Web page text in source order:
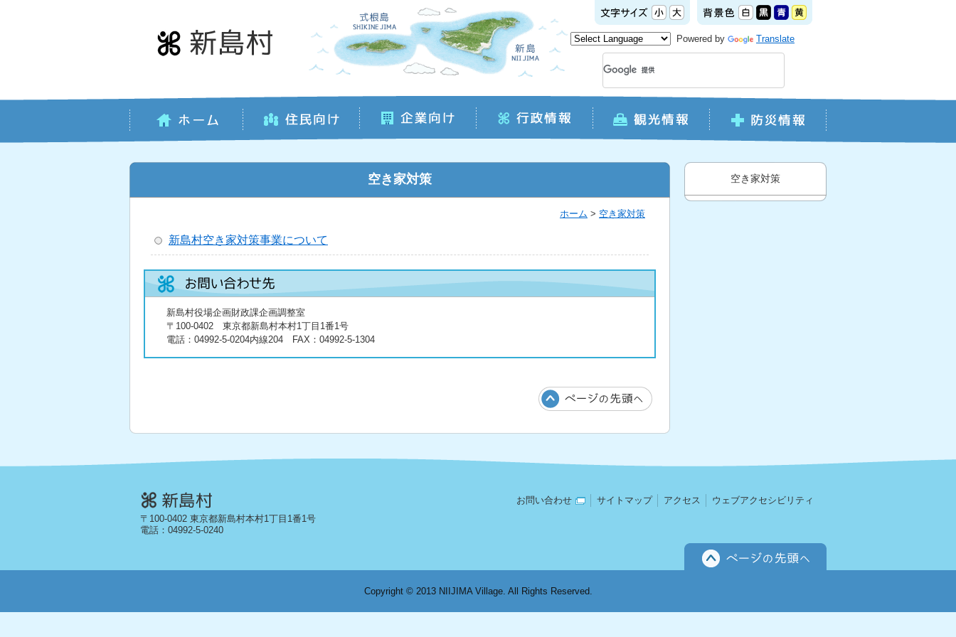
Powered by Translate
空き家対策
ホーム > 空き家対策
新島村空き家対策事業について
新島村役場企画財政課企画調整室
〒100-0402 東京都新島村本村1丁目1番1号
電話： 04992-5-0204内線204 FAX：04992-5-1304
空き家対策
〒100-0402 東京都新島村本村1丁目1番1号
電話： 04992-5-0240
お問い合わせ サイトマップ アクセス ウェブアクセシビリティ
Copyright © 2013 NIIJIMA Village. All Rights Reserved.